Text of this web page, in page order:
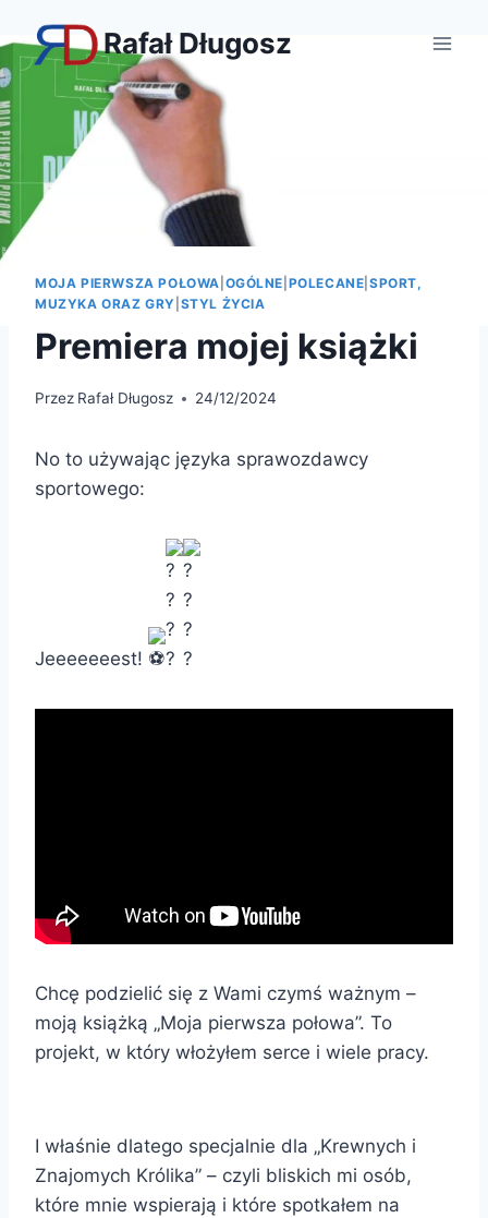
do
treści
Rafał Długosz
MOJA PIERWSZA POŁOWA OGÓLNE POLECANE |SPORT,
MUZYKA ORAZ GRY STYL ŻYCIA
Premiera mojej książki
Przez Rafał Długosz 24/12/2024
No to używając języka sprawozdawcy
sportowego:
Jeeeeeeest!
Chcę podzielić się z Wami czymś ważnym –
moją książką „Moja pierwsza połowa”. To
projekt, w który włożyłem serce i wiele pracy.
I właśnie dlatego specjalnie dla „Krewnych i
Znajomych Królika” – czyli bliskich mi osób,
które mnie wspierają i które spotkałem na